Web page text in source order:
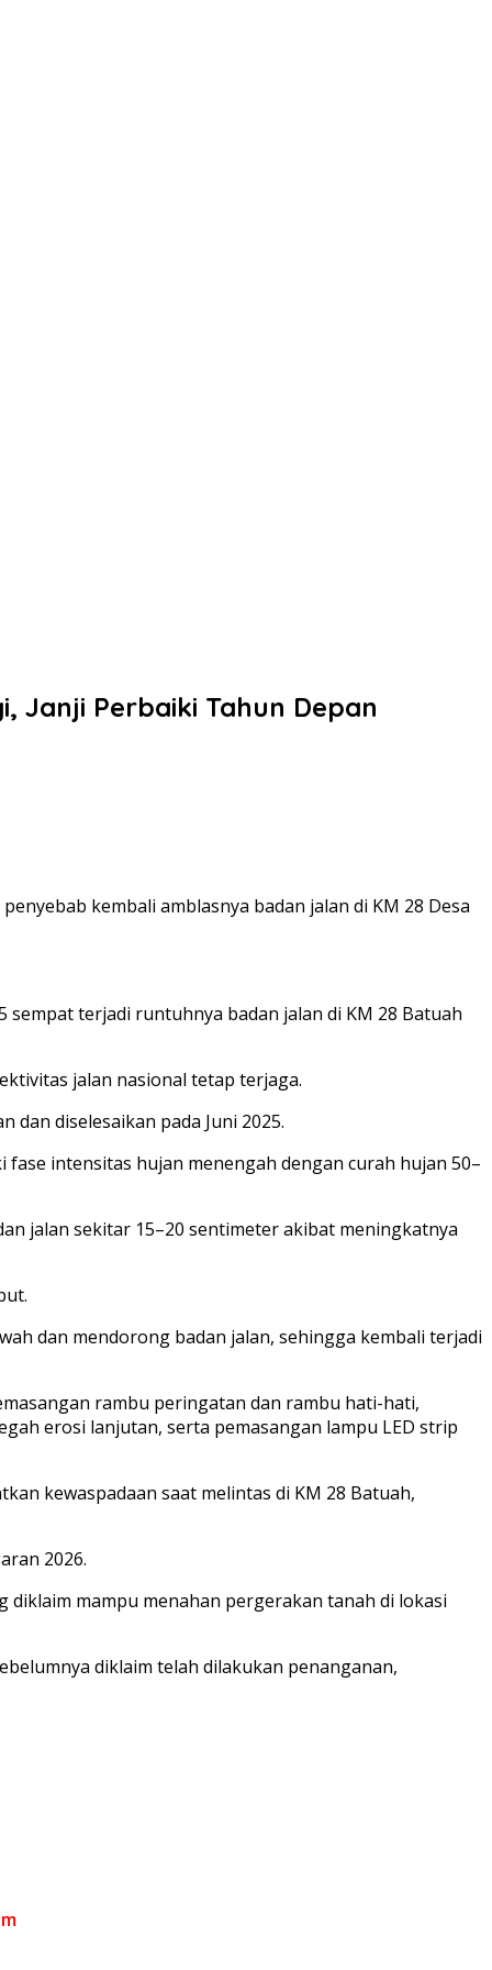
Janji Perbaiki Tahun Depan
kembali amblasnya badan jalan di KM 28 Desa
sempat terjadi runtuhnya badan jalan di KM 28 Batuah
jalan nasional tetap terjaga.
diselesaikan pada Juni 2025.
fase intensitas hujan menengah dengan curah hujan 50–
jalan sekitar 15–20 sentimeter akibat meningkatnya
dan mendorong badan jalan, sehingga kembali terjadi
rambu peringatan dan rambu hati-hati,
erosi lanjutan, serta pemasangan lampu LED strip
kewaspadaan saat melintas di KM 28 Batuah,
2026.
diklaim mampu menahan pergerakan tanah di lokasi
diklaim telah dilakukan penanganan,